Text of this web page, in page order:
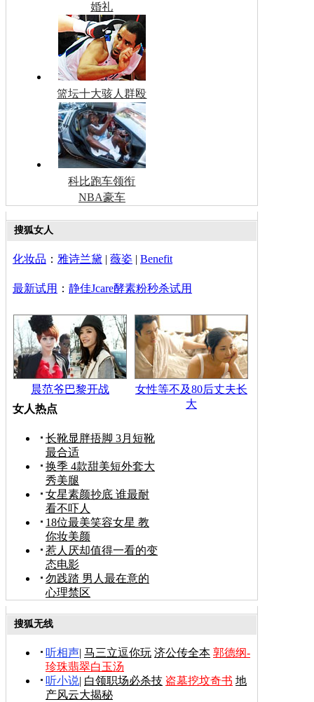
婚礼
篮坛十大骇人群殴
科比跑车领衔
NBA豪车
搜狐女人
化妆品 ： 雅诗兰黛 | 薇姿 | Benefit
最新试用 ： 静佳Jcare酵素粉秒杀试用
晨范爷巴黎开战
女性等不及80后丈夫长
大
女人热点
长靴显胖捂脚 3月短靴
最合适
换季 4款甜美短外套大
秀美腿
女星素颜抄底 谁最耐
看不吓人
18位最美笑容女星 教
你妆美颜
惹人厌却值得一看的变
态电影
勿践踏 男人最在意的
心理禁区
搜狐无线
听相声| 马三立逗你玩 济公传全本 郭德纲-
珍珠翡翠白玉汤
听小说| 白领职场必杀技 盗墓挖坟奇书 地
产风云大揭秘